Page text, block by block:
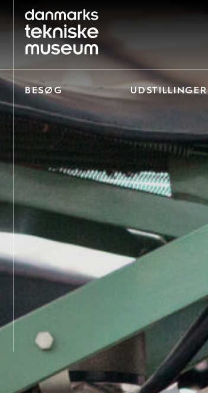
BESØG UDSTILLINGER